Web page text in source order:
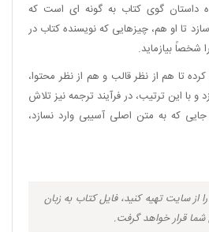
داستان گوی کتاب به گونه ای است که
تا او هم، چیزهایی که نویسنده کتاب در
شخصاً بیازماید.
تا هم از نظر قالب و هم از نظر محتوا،
و با این ترتیب، در فرآیند ترجمه نیز تلاش
که به متن اصلی آسیبی وارد نسازد،
از سایت تهیه کنید، فایل کتاب به زبان
شما قرار خواهد گرفت.